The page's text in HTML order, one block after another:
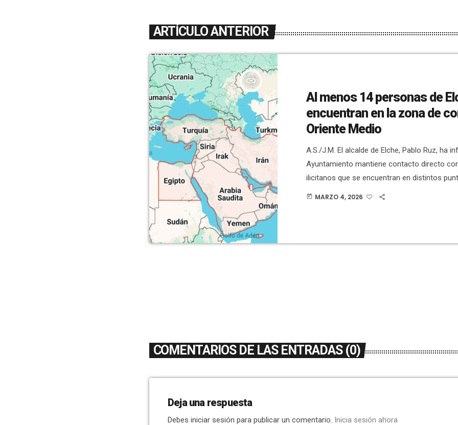
ARTÍCULO ANTERIOR
insert_link
Al menos 14 personas de
encuentran en la zona de
Oriente Medio
A.S./J.M. El alcalde de Elche, Pablo Ruz, ha
Ayuntamiento mantiene contacto directo
ilicitanos que se encuentran en distintos
Medio tras el cierre del espacio aéreo
ilicitana que regresaba de un viaje turístico a
today MARZO 4, 2026
COMENTARIOS DE LAS ENTRADAS (0)
Deja una respuesta
Debes iniciar sesión para publicar un comentario. Inicia sesión ahora